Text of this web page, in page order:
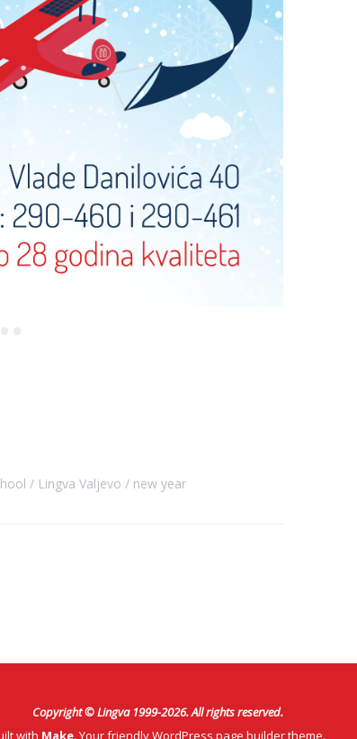
Lingva Valjevo new year
Copyright © Lingva 1999-2026. All rights reserved.
with Make. Your friendly WordPress page builder theme.